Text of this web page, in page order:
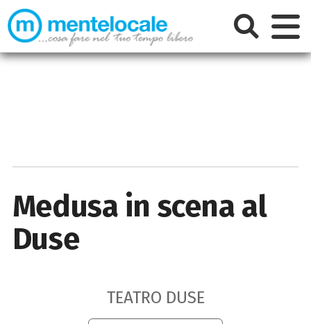
Medusa in scena al
Duse
TEATRO DUSE